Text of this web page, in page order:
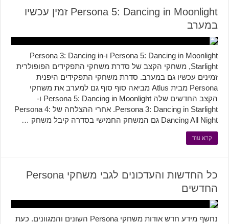
Persona 5: Dancing in Moonlight זמין עכשיו
במערב
Persona 5: Dancing in Moonlight ו-Persona 3: Dancing in
Starlight, משחקי הקצב של סדרת משחקי התפקידים הפופולרית
זמינים עכשיו גם במערב. סדרת משחקי התפקידים היפנית
Persona מבית Atlus מביאה סוף סוף גם למערב את משחקי
הקצב החדשים שלה Persona 5: Dancing in Moonlight ו-
Persona 3: Dancing in Starlight. אחרי ההצלחה של Persona 4:
Dancing All Night גם המשחק החמישי בסדרה קיבל משחק …
קרא עוד
כל החדשות והעדכונים לגבי משחקי Persona
החדשים
נחשף מידע חדש אודות משחקי Persona השונים והמגוונים. כעת